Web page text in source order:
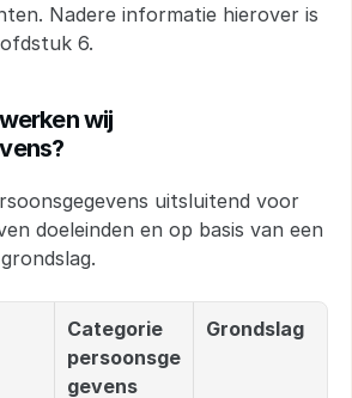
Nadere informatie hierover is
6.
wij
uitsluitend voor
doeleinden en op basis van een
Categorie
persoonsge
gevens
Grondslag